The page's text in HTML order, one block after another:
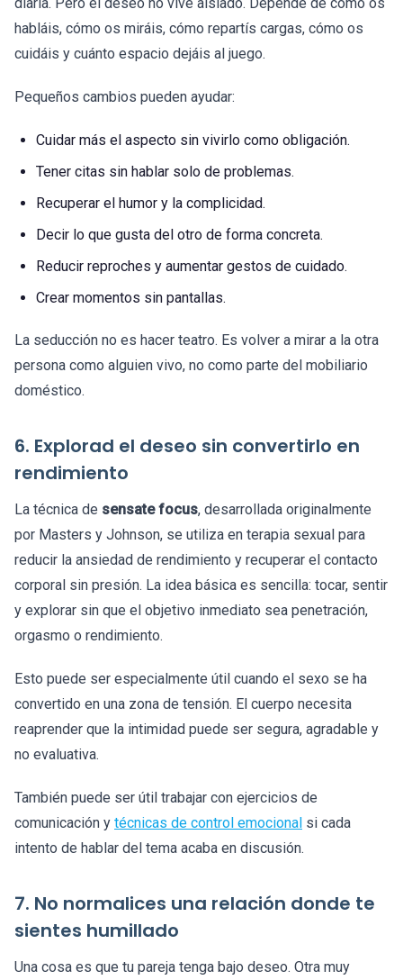
habláis, cómo os miráis, cómo repartís cargas, cómo os
cuidáis y cuánto espacio dejáis al juego.
Pequeños cambios pueden ayudar:
Cuidar más el aspecto sin vivirlo como obligación.
Tener citas sin hablar solo de problemas.
Recuperar el humor y la complicidad.
Decir lo que gusta del otro de forma concreta.
Reducir reproches y aumentar gestos de cuidado.
Crear momentos sin pantallas.
La seducción no es hacer teatro. Es volver a mirar a la otra
persona como alguien vivo, no como parte del mobiliario
doméstico.
6. Explorad el deseo sin convertirlo en
rendimiento
La técnica de sensate focus, desarrollada originalmente
por Masters y Johnson, se utiliza en terapia sexual para
reducir la ansiedad de rendimiento y recuperar el contacto
corporal sin presión. La idea básica es sencilla: tocar, sentir
y explorar sin que el objetivo inmediato sea penetración,
orgasmo o rendimiento.
Esto puede ser especialmente útil cuando el sexo se ha
convertido en una zona de tensión. El cuerpo necesita
reaprender que la intimidad puede ser segura, agradable y
no evaluativa.
También puede ser útil trabajar con ejercicios de
comunicación y técnicas de control emocional si cada
intento de hablar del tema acaba en discusión.
7. No normalices una relación donde te
sientes humillado
Una cosa es que tu pareja tenga bajo deseo. Otra muy